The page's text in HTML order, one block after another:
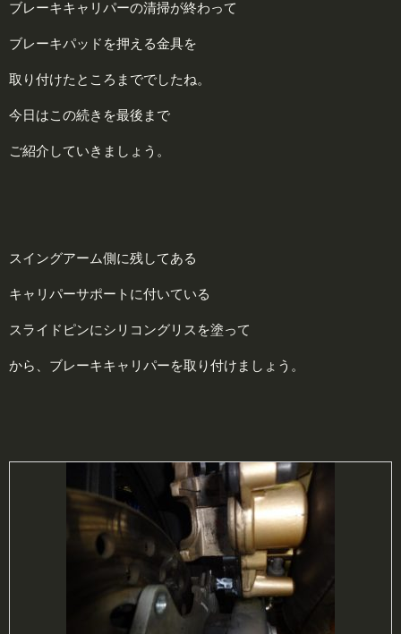
ブレーキキャリパーの清掃が終わって
ブレーキパッドを押える金具を
取り付けたところまででしたね。
今日はこの続きを最後まで
ご紹介していきましょう。
スイングアーム側に残してある
キャリパーサポートに付いている
スライドピンにシリコングリスを塗って
から、ブレーキキャリパーを取り付けましょう。